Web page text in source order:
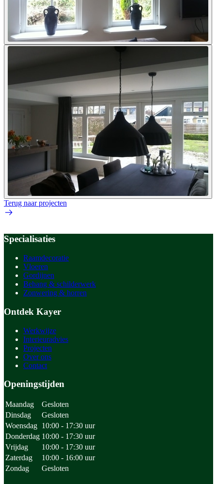
Terug naar projecten
Specialisaties
Raamdecoratie
Vloeren
Gordijnen
Behang & schilderwerk
Zonwering & horren
Ontdek Kayer
Werkwijze
Interieuradvies
Projecten
Over ons
Contact
Openingstijden
Maandag
Gesloten
Dinsdag
Gesloten
Woensdag 10:00 - 17:30 uur
Donderdag 10:00 - 17:30 uur
Vrijdag
10:00 - 17:30 uur
Zaterdag
10:00 - 16:00 uur
Zondag
Gesloten